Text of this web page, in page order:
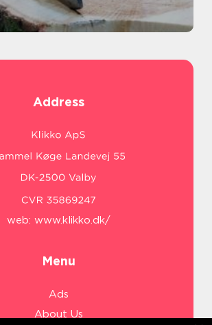
Address
web: www.klikko.dk/
Menu
Ads
About Us